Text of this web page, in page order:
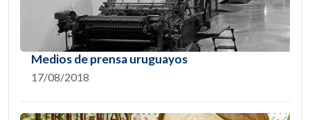
Medios de prensa uruguayos
17/08/2018